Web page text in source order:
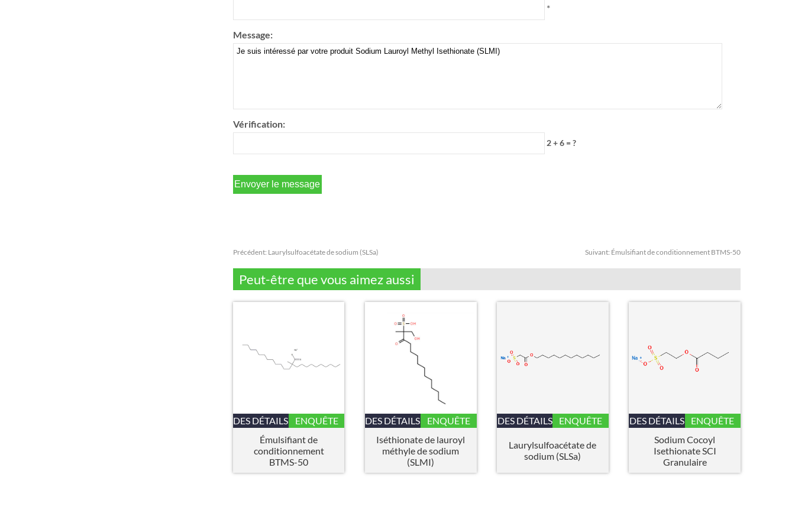
*
Message:
Vérification:
2 + 6 = ?
Précédent: Laurylsulfoacétate de sodium (SLSa) Suivant: Émulsifiant de conditionnement BTMS-50
Peut-être que vous aimez aussi
DES DÉTAILS
ENQUÊTE
Émulsifiant de
conditionnement
BTMS-50
DES DÉTAILS
ENQUÊTE
Iséthionate de lauroyl
méthyle de sodium
(SLMI)
DES DÉTAILS ENQUÊTE
Laurylsulfoacétate de
sodium (SLSa)
DES DÉTAILS
ENQUÊTE
Sodium Cocoyl
Isethionate SCI
Granulaire